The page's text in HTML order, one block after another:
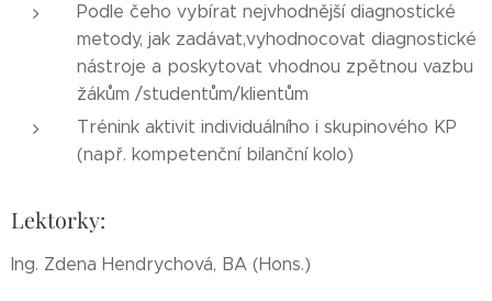
Podle čeho vybírat nejvhodnější diagnostické
metody, jak zadávat,vyhodnocovat diagnostické
nástroje a poskytovat vhodnou zpětnou vazbu
žákům /studentům/klientům
Trénink aktivit individuálního i skupinového KP
(např. kompetenční bilanční kolo)
Lektorky:
Ing. Zdena Hendrychová, BA (Hons.)